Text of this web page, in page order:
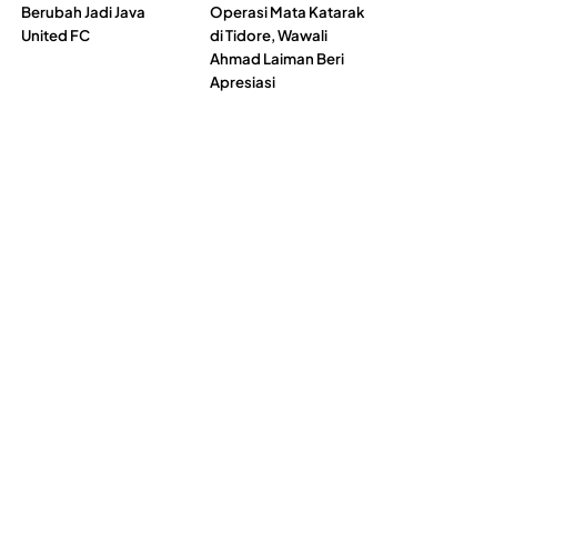
Berubah Jadi Java
United FC
Operasi Mata Katarak
di Tidore, Wawali
Ahmad Laiman Beri
Apresiasi